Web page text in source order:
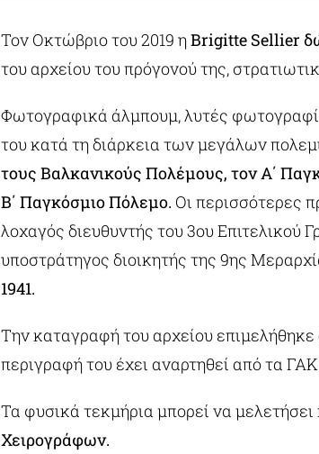
Τον Οκτώβριο του 2019 ηBrigitte Sellier
του αρχείου του πρόγονού της,
Φωτογραφικά άλμπουμ, λυτές
του κατά τη διάρκεια των μεγάλων
τους Βαλκανικούς Πολέμους, τον Α΄
Β΄ Παγκόσμιο Πόλεμο. Οι περισσότερες
λοχαγός διευθυντής του 3ου Επιτελικού
υποστράτηγος διοικητής της 9ης
1941.
Την καταγραφή του αρχείου επιμελήθηκε
περιγραφή του έχει αναρτηθεί από τα
Τα φυσικά τεκμήρια μπορεί να μελετήσει
Χειρογράφων.